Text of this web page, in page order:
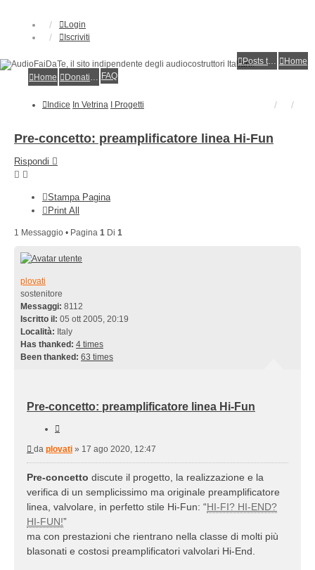
Login
Iscriviti
Posts toplist
Home
Home
Donations FAQ
Indice In Vetrina I Progetti
Pre-concetto: preamplificatore linea Hi-Fun
Rispondi
Stampa Pagina
Print All
1 Messaggio • Pagina 1 Di 1
plovati
sostenitore
Messaggi: 8112
Iscritto il: 05 ott 2005, 20:19
Località: Italy
Has thanked: 4 times
Been thanked: 63 times
Pre-concetto: preamplificatore linea Hi-Fun
Messaggio
da plovati » 17 ago 2020, 12:47
Pre-concetto discute il progetto, la realizzazione e la
verifica di un semplicissimo ma originale preamplificatore
linea, valvolare, in perfetto stile Hi-Fun: “HI-FI? HI-END?
HI-FUN!”
ma con prestazioni che rientrano nella classe di molti più
blasonati e costosi preamplificatori valvolari Hi-End.